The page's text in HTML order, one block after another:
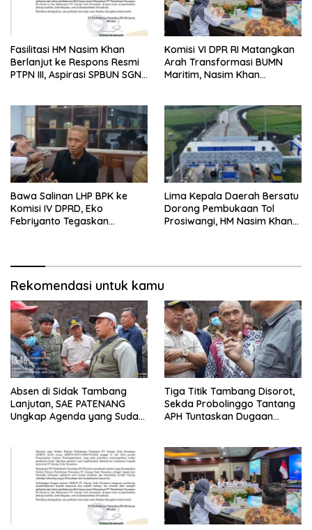
Fasilitasi HM Nasim Khan
Berlanjut ke Respons Resmi
PTPN III, Aspirasi SPBUN SGN
Direksi
Komisi VI DPR RI Matangkan
Arah Transformasi BUMN
Maritim, Nasim Khan
Bawa Salinan LHP BPK ke
Komisi IV DPRD, Eko
Febriyanto Tegaskan
Lima Kepala Daerah Bersatu
Dorong Pembukaan Tol
Prosiwangi, HM Nasim Khan
Rekomendasi untuk kamu
Absen di Sidak Tambang
Lanjutan, SAE PATENANG
Ungkap Agenda yang Sudah
Tiga Titik Tambang Disorot,
Sekda Probolinggo Tantang
APH Tuntaskan Dugaan